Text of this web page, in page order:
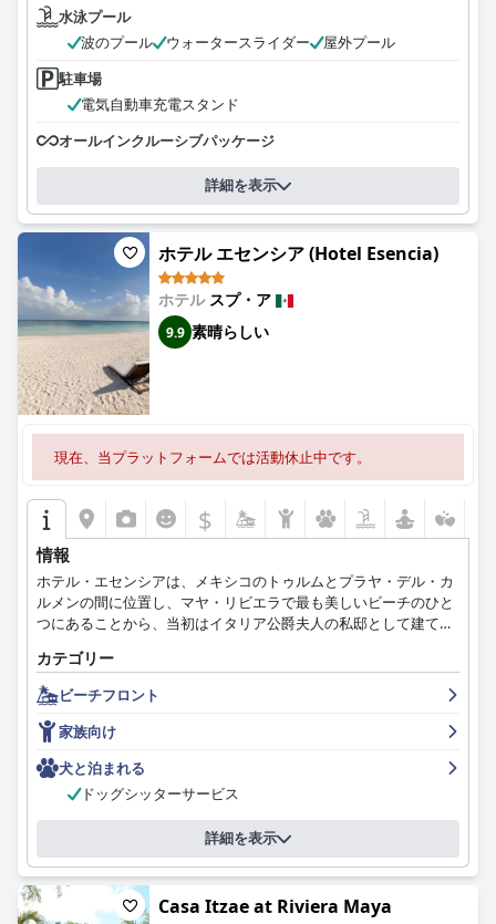
水泳プール
波のプール
ウォータースライダー
屋外プール
駐車場
電気自動車充電スタンド
オールインクルーシブパッケージ
詳細を表示
ホテル エセンシア (Hotel Esencia)
ホテル スプ・ア
9.9 素晴らしい
現在、当プラットフォームでは活動休止中です。
$
情報
ホテル・エセンシアは、メキシコのトゥルムとプラヤ・デル・カ
ルメンの間に位置し、マヤ・リビエラで最も美しいビーチのひと
つにあることから、当初はイタリア公爵夫人の私邸として建てら
にエレガントで最高にリラックスできる宿泊施設を提供していま
す。ハネムーナーに人気のあるこの素晴らしいビーチフロントの
ホテルは、お客様全員の思い出に残る快適な宿泊をお約束しま
す。
カテゴリー
ビーチフロント
家族向け
犬と泊まれる
ドッグシッターサービス
詳細を表示
Casa Itzae at Riviera Maya